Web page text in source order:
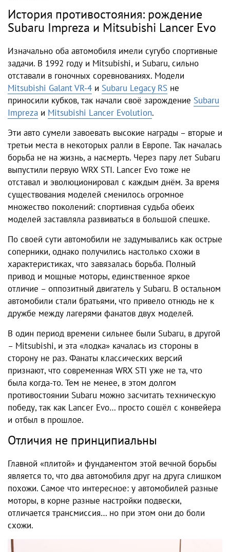
История противостояния: рождение
Subaru Impreza и Mitsubishi Lancer Evo
Изначально оба автомобиля имели сугубо спортивные
задачи. В 1992 году и Mitsubishi, и Subaru, сильно
отставали в гоночных соревнованиях. Модели
Mitsubishi Galant VR-4 и Subaru Legacy RS не
приносили кубков, так начали своё зарождение Subaru
Impreza и Mitsubishi Lancer Evolution.
Эти авто сумели завоевать высокие награды – вторые и
третьи места в некоторых ралли в Европе. Так началась
борьба не на жизнь, а насмерть. Через пару лет Subaru
выпустили первую WRX STI. Lancer Evo тоже не
отставал и эволюционировал с каждым днём. За время
существования моделей сменилось огромное
множество поколений: спортивная судьба обеих
моделей заставляла развиваться в большой спешке.
По своей сути автомобили не задумывались как острые
соперники, однако получились настолько схожи в
характеристиках, что завязалась борьба. Полный
привод и мощные моторы, единственное яркое
отличие – оппозитный двигатель у Subaru. В остальном
автомобили стали братьями, что привело отнюдь не к
дружбе между лагерями фанатов двух моделей.
В один период времени сильнее были Subaru, в другой
– Mitsubishi, и эта «лодка» качалась из стороны в
сторону не раз. Фанаты классических версий
признают, что современная WRX STI уже не та, что
была когда-то. Тем не менее, в этом долгом
противостоянии Subaru можно засчитать техническую
победу, так как Lancer Evo… просто сошёл с конвейера
и отбыл в прошлое.
Отличия не принципиальны
Главной «плитой» и фундаментом этой вечной борьбы
является то, что два автомобиля друг на друга слишком
похожи. Самое что интересное: у автомобилей разные
моторы, в корне разные настройки подвески,
отличается трансмиссия… но при этом они до боли
схожи.